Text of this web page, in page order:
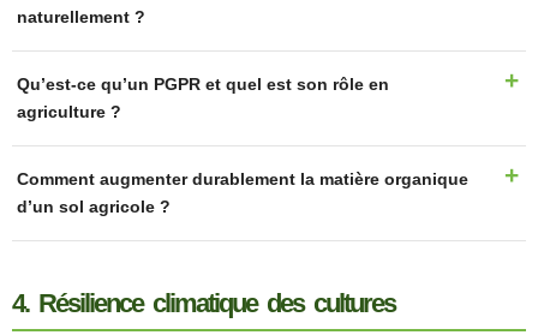
naturellement ?
Qu’est-ce qu’un PGPR et quel est son rôle en
agriculture ?
Comment augmenter durablement la matière organique
d’un sol agricole ?
4. Résilience climatique des cultures